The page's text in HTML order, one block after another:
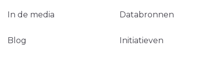
In de media Databronnen
Blog Initiatieven